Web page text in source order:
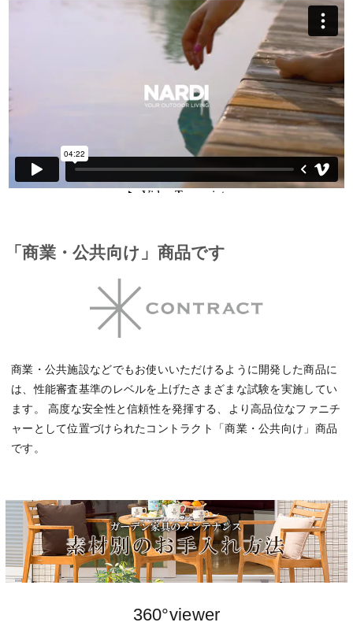
「商業・公共向け」商品です
商業・公共施設などでもお使いいただけるように開発した商品に
は、性能審査基準のレベルを上げたさまざまな試験を実施してい
ます。 高度な安全性と信頼性を発揮する、より高品位なファニチ
ャーとして位置づけられたコントラクト「商業・公共向け」商品
です。
360°viewer